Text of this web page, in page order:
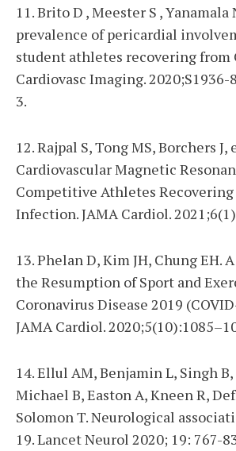
11. Brito D , Meester S , Yanamala
prevalence of pericardial
student athletes recovering from
Cardiovasc Imaging.
3.
12. Rajpal S, Tong MS, Borchers J,
Cardiovascular Magnetic
Competitive Athletes Recovering
Infection. JAMA Cardiol.
13. Phelan D, Kim JH, Chung EH.
the Resumption of Sport and
Coronavirus Disease 2019
JAMA Cardiol.
14. Ellul AM, Benjamin L, Singh
Michael B, Easton A, Kneen R,
Solomon T. Neurological
19. Lancet Neurol 2020; 19: 767-